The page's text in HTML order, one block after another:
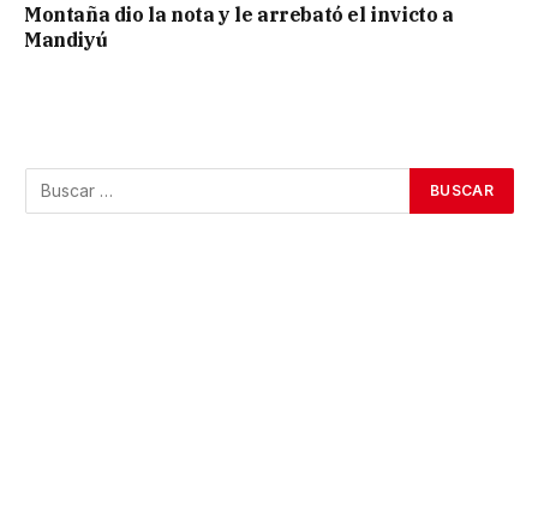
Montaña dio la nota y le arrebató el invicto a
Mandiyú